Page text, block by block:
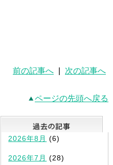
前の記事へ 次の記事へ
ページの先頭へ戻る
最新記事一覧
2026年8月 (6)
2026年7月 (28)